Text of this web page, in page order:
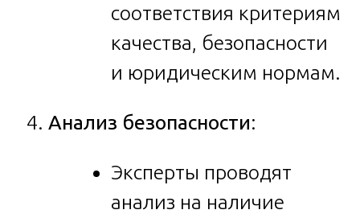
соответствия критериям
качества, безопасности
и юридическим нормам.
Анализ безопасности:
Эксперты проводят
анализ на наличие